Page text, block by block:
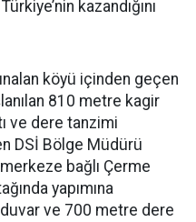
kazandığını
köyü içinden geçen
810 metre kagir
ve dere tanzimi
DSİ Bölge Müdürü
bağlı Çerme
yapımına
ve 700 metre dere